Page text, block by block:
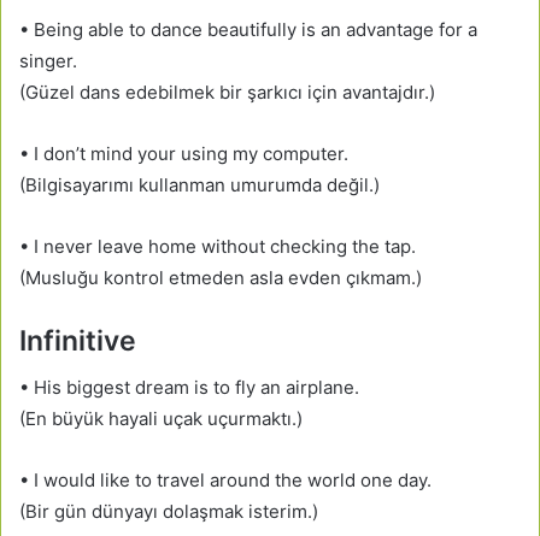
• Being able to dance beautifully is an advantage for a
singer.
(Güzel dans edebilmek bir şarkıcı için avantajdır.)
• I don’t mind your using my computer.
(Bilgisayarımı kullanman umurumda değil.)
• I never leave home without checking the tap.
(Musluğu kontrol etmeden asla evden çıkmam.)
Infinitive
• His biggest dream is to fly an airplane.
(En büyük hayali uçak uçurmaktı.)
• I would like to travel around the world one day.
(Bir gün dünyayı dolaşmak isterim.)